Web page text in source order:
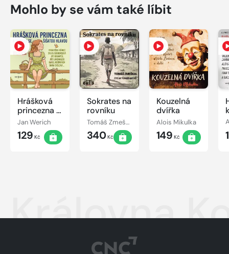
Mohlo by se vám také líbit
Hrášková
princezna a
skřítek se
šišatou
hlavou
Jan Werich
129 Kč
Sokrates na
rovníku
Tomáš Zmeškal
340Kč
Kouzelná
dvířka
Alois Mikulka
149 Kč
Královna